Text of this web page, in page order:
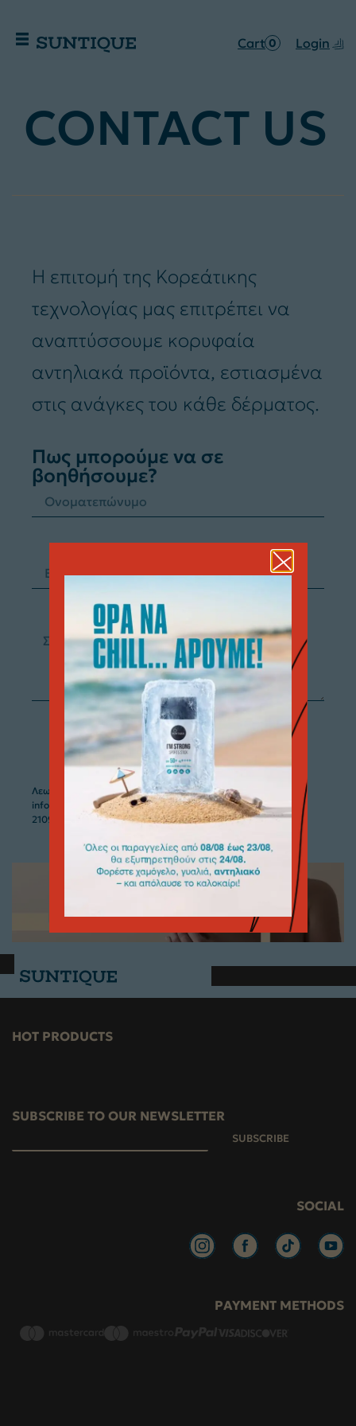
0
Cart Login
CONTACT US
Η επιτομή της Κορεάτικης
τεχνολογίας μας επιτρέπει να
αναπτύσσουμε κορυφαία
αντηλιακά προϊόντα, εστιασμένα
στις ανάγκες του κάθε δέρματος.
Πως μπορούμε να σε
βοηθήσουμε?
Submit
Λεωφόρος Αμφιθέας & Ερμιόνης 8, Παλαιό Φάληρο 175 64
info@phacemedical.com
2109585254
HOT PRODUCTS
SUBSCRIBE TO OUR NEWSLETTER
SUBSCRIBE
SOCIAL
PAYMENT METHODS